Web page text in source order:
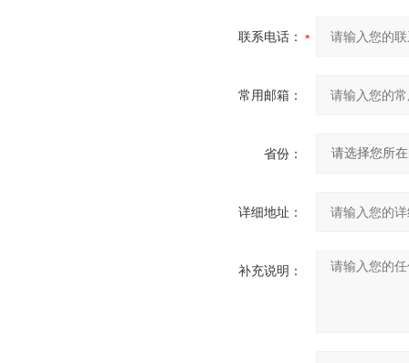
联系电话：
常用邮箱：
省份：
详细地址：
补充说明：